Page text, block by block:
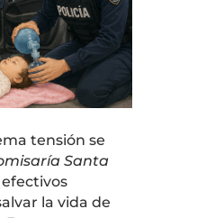
tensión se
Santa
la vida de